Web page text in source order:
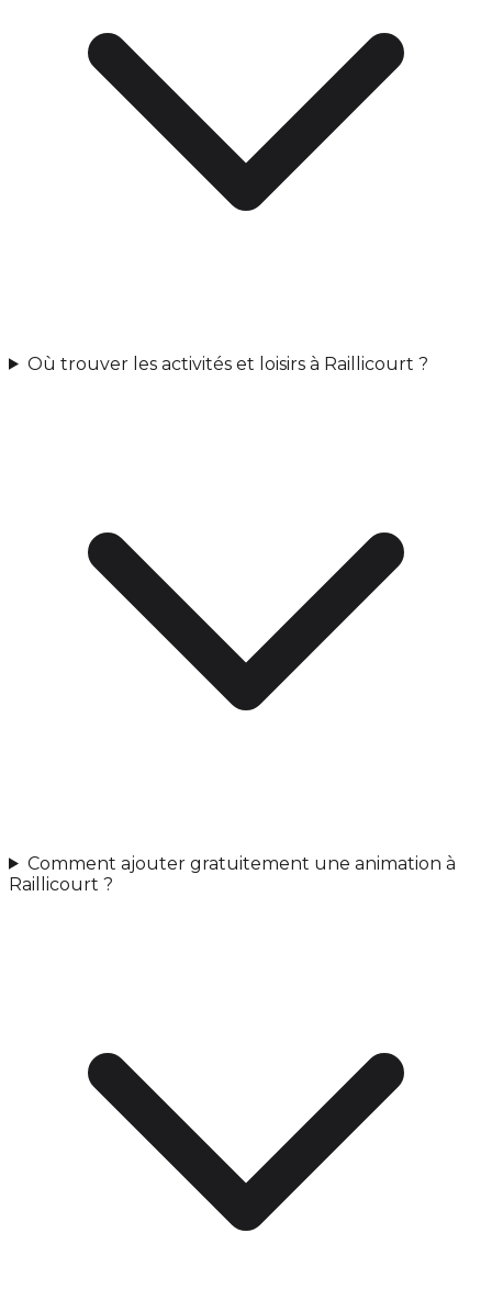
Où trouver les activités et loisirs à Raillicourt ?
Comment ajouter gratuitement une animation à
Raillicourt ?